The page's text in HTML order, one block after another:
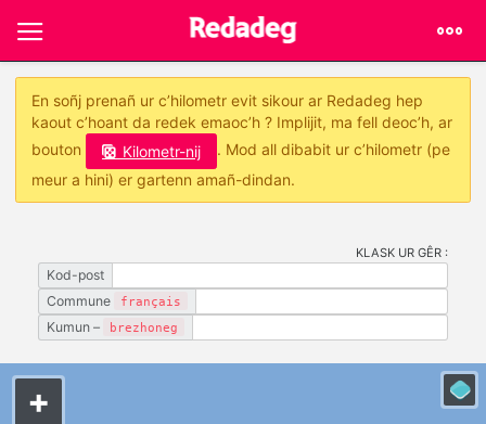
En soñj prenañ ur c’hilometr evit sikour ar Redadeg hep
kaout c’hoant da redek emaoc’h ? Implijit, ma fell deoc’h, ar
bouton
Kilometr-nij
. Mod all dibabit ur c’hilometr (pe
meur a hini) er gartenn amañ-dindan.
KLASK UR GÊR :
Kod-post
Commune
français
Kumun – brezhoneg
+